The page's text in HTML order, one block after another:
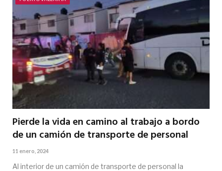
Pierde la vida en camino al trabajo a bordo
de un camión de transporte de personal
11 enero, 2024
Al interior de un camión de transporte de personal la